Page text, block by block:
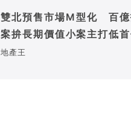
雙北預售市場M型化 百億
案拚長期價值小案主打低首
首購
地產王